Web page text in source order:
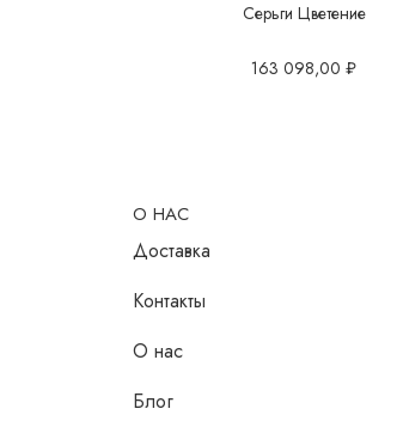
Серьги Цветение
163 098,00 ₽
О НАС
Доставка
Контакты
О нас
Блог